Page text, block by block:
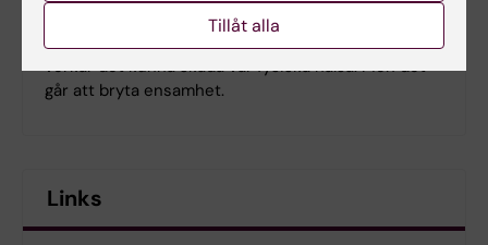
Ensamhet – ett hot mot vår hälsa
Det är tungt att känna sig ensam – och dessutom
verkar det kunna skada vår fysiska hälsa. Men det
går att bryta ensamhet.
Links
Tillåt alla